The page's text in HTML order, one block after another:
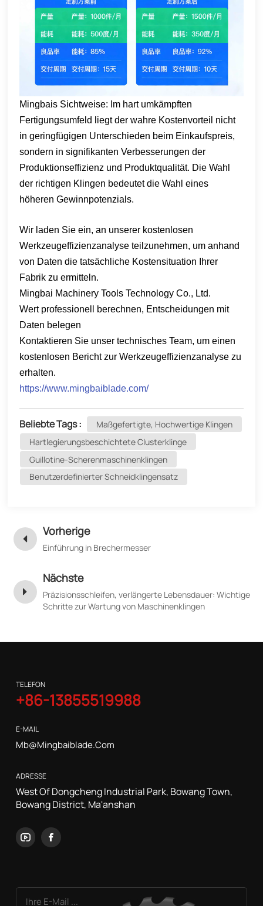
Mingbais Sichtweise: Im hart umkämpften
Fertigungsumfeld liegt der wahre Kostenvorteil nicht
in geringfügigen Unterschieden beim Einkaufspreis,
sondern in signifikanten Verbesserungen der
Produktionseffizienz und Produktqualität. Die Wahl
der richtigen Klingen bedeutet die Wahl eines
höheren Gewinnpotenzials.
Wir laden Sie ein, an unserer kostenlosen
Werkzeugeffizienzanalyse teilzunehmen, um anhand
von Daten die tatsächliche Kostensituation Ihrer
Fabrik zu ermitteln.
Mingbai Machinery Tools Technology Co., Ltd.
Wert professionell berechnen, Entscheidungen mit
Daten belegen
Kontaktieren Sie unser technisches Team, um einen
kostenlosen Bericht zur Werkzeugeffizienzanalyse zu
erhalten.
https://www.mingbaiblade.com/
Beliebte Tags :
Maßgefertigte, Hochwertige Klingen
Hartlegierungsbeschichtete Clusterklinge
Guillotine-Scherenmaschinenklingen
Benutzerdefinierter Schneidklingensatz
Vorherige
Einführung in Brechermesser
Nächste
Präzisionsschleifen, verlängerte Lebensdauer: Wichtige
Schritte zur Wartung von Maschinenklingen
TELEFON
+86-13855519988
E-MAIL
Mb@mingbaiblade.com
ADRESSE
West Of Dongcheng Industrial Park, Bowang Town,
Bowang District, Ma'anshan